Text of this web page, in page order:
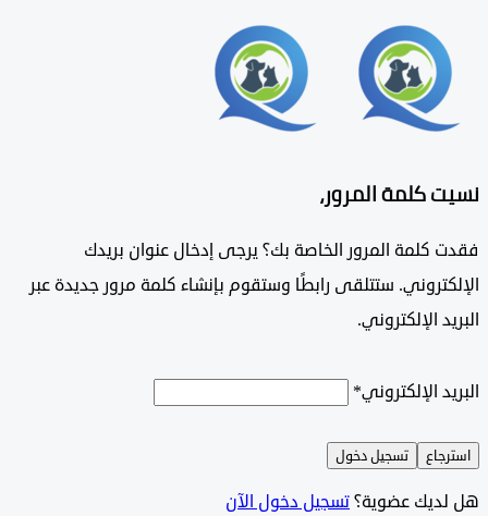
كلمة المرور،
كلمة المرور الخاصة بك؟ يرجى إدخال عنوان بريدك
ستتلقى رابطًا وستقوم بإنشاء كلمة مرور جديدة عبر
الإلكتروني.
الإلكتروني*
تسجيل دخول
عضوية؟تسجيل دخول الآن